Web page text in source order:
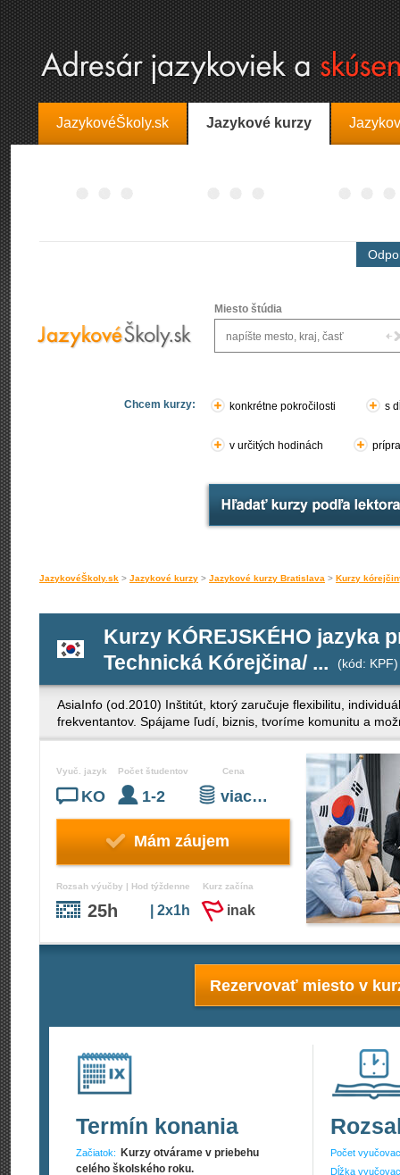
JazykovéŠkoly.sk Jazykové kurzy
Miesto štúdia
Chcem kurzy: konkrétne pokročilosti s
v určitých hodinách
JazykovéŠkoly.sk > Jazykové kurzy > Jazykové kurzy Bratislava > Kurzy
Kurzy KÓREJSKÉHO jazyka
Technická Kórejčina/ ...
(kód: KPF)
AsiaInfo (od.2010) Inštitút, ktorý zaručuje flexibilitu,
frekventantov. Spájame ľudí, biznis, tvoríme komunitu a
Vyuč. jazyk
KO
Počet študentov
1-2
Cena
viac…
Mám záujem
Rozsah výučby | Hod týždenne
25h | 2x1h
Kurz začína
inak
Rezervovať miesto v
Termín konania
Začiatok:
Kurzy otvárame v priebehu
celého školského roku.
Počet
Dĺžka